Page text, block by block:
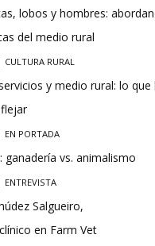
lobos y hombres:
del medio rural
RURAL
y medio rural: lo que
PORTADA
ganadería vs. animalismo
Salgueiro,
en Farm Vet